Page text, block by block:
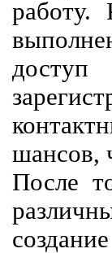
работу.
шансов,
После